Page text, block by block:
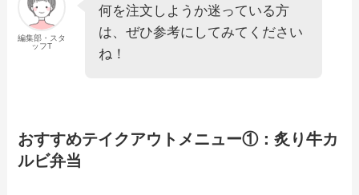
【2024年最新】8番らーめんのテイクア
ウト全メニュー！お持ち帰りの予約・注
文方法やクーポン情報も解説
編集部・スタ
ッフT
何を注文しようか迷っている方
は、ぜひ参考にしてみてください
ね！
おすすめテイクアウトメニュー①：炙り牛カ
ルビ弁当